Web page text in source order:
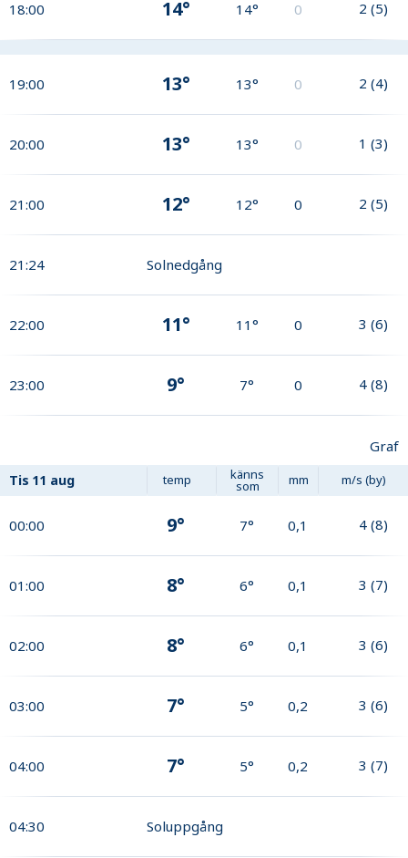
18:00 14° 14° 0 2 (5)
19:00 13° 13° 0 2 (4)
20:00 13° 13° 0 1 (3)
21:00 12° 12° 0 2 (5)
21:24 Solnedgång
22:00 11° 11° 0 3 (6)
23:00 9° 7° 0 4 (8)
Graf
Tis 11 aug temp känns
som mm m/s (by)
00:00 9° 7° 0,1 4 (8)
01:00 8° 6° 0,1 3 (7)
02:00 8° 6° 0,1 3 (6)
03:00 7° 5° 0,2 3 (6)
04:00 7° 5° 0,2 3 (7)
04:30 Soluppgång